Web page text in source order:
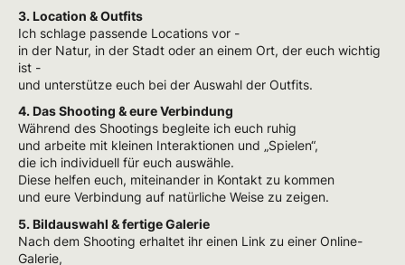
3. Location & Outfits
Ich schlage passende Locations vor -
in der Natur, in der Stadt oder an einem Ort, der euch wichtig
ist -
und unterstütze euch bei der Auswahl der Outfits.
4. Das Shooting & eure Verbindung
Während des Shootings begleite ich euch ruhig
und arbeite mit kleinen Interaktionen und „Spielen“,
die ich individuell für euch auswähle.
Diese helfen euch, miteinander in Kontakt zu kommen
und eure Verbindung auf natürliche Weise zu zeigen.
5. Bildauswahl & fertige Galerie
Nach dem Shooting erhaltet ihr einen Link zu einer Online-
Galerie,